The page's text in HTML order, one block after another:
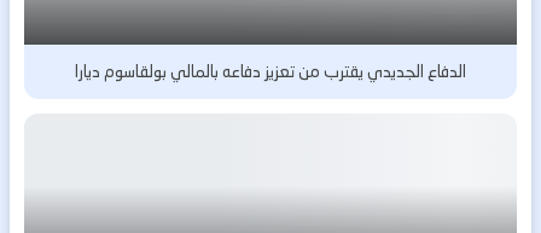
الدفاع الجديدي يقترب من تعزيز دفاعه بالمالي بولقاسوم ديارا